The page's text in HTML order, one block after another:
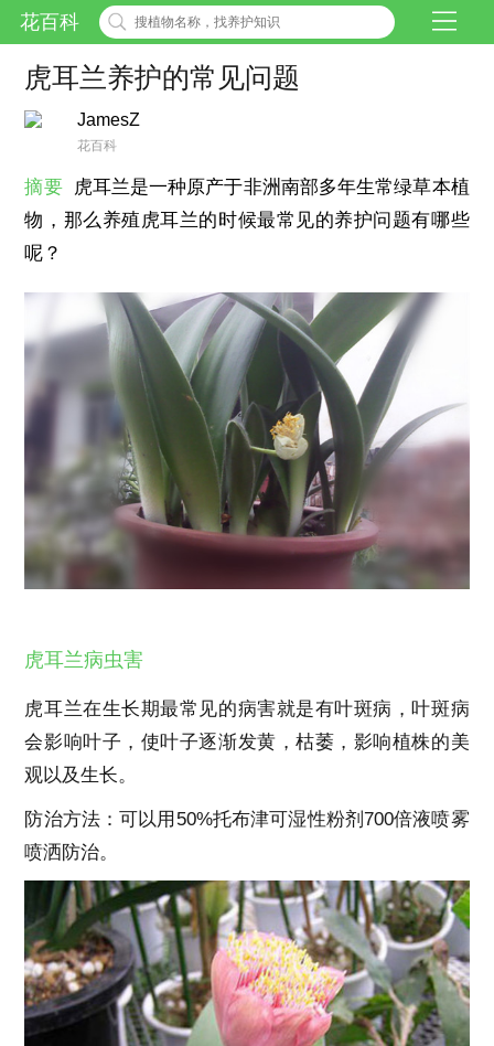
花百科
虎耳兰养护的常见问题
JamesZ
花百科
摘要
虎耳兰是一种原产于非洲南部多年生常绿草本植
物，那么养殖虎耳兰的时候最常见的养护问题有哪些
呢？
虎耳兰病虫害
虎耳兰在生长期最常见的病害就是有叶斑病，叶斑病
会影响叶子，使叶子逐渐发黄，枯萎，影响植株的美
观以及生长。
防治方法：可以用50%托布津可湿性粉剂700倍液喷雾
喷洒防治。